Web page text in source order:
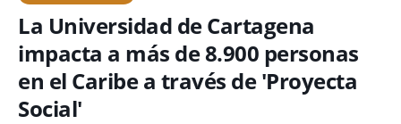
La Universidad de Cartagena
impacta a más de 8.900 personas
en el Caribe a través de 'Proyecta
Social'